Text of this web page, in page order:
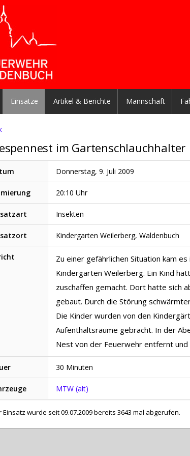
Einsätze Artikel & Berichte Mannschaft
im Gartenschlauchhalter
Donnerstag, 9. Juli 2009
20:10 Uhr
Insekten
Kindergarten Weilerberg, Waldenbuch
Zu einer gefährlichen Situation kam
Kindergarten Weilerberg. Ein Kind
zuschaffen gemacht. Dort hatte sich
gebaut. Durch die Störung
Die Kinder wurden von den
Aufenthaltsräume gebracht. In der
Nest von der Feuerwehr entfernt und
30 Minuten
MTW (alt)
Einsatz wurde seit 09.07.2009 bereits 3643 mal abgerufen.